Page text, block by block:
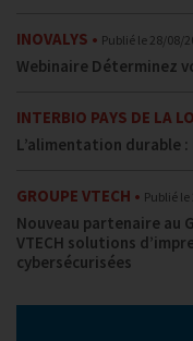
INOVALYS Publié le 28/08/
Webinaire Déterminez
INTERBIO PAYS DE LA
L’alimentation durable :
GROUPE VTECH Publié le
Nouveau partenaire au
VTECH solutions
cybersécurisées